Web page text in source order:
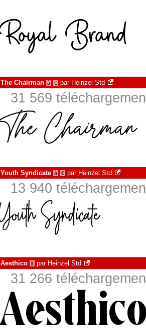
The Chairman à € par Heinzel Std
31 569
Youth Syndicate à € par Heinzel Std
13 940
Aesthico à par Heinzel Std
31 266